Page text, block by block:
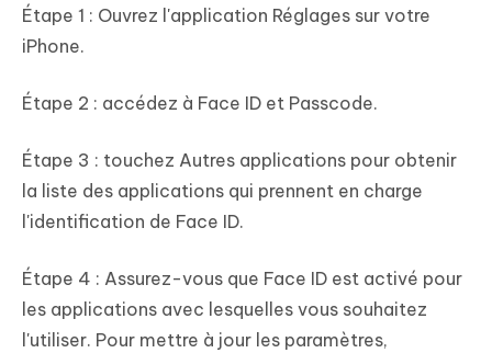
Étape 1 : Ouvrez l'application Réglages sur votre
iPhone.
Étape 2 : accédez à Face ID et Passcode.
Étape 3 : touchez Autres applications pour obtenir
la liste des applications qui prennent en charge
l'identification de Face ID.
Étape 4 : Assurez-vous que Face ID est activé pour
les applications avec lesquelles vous souhaitez
l'utiliser. Pour mettre à jour les paramètres,